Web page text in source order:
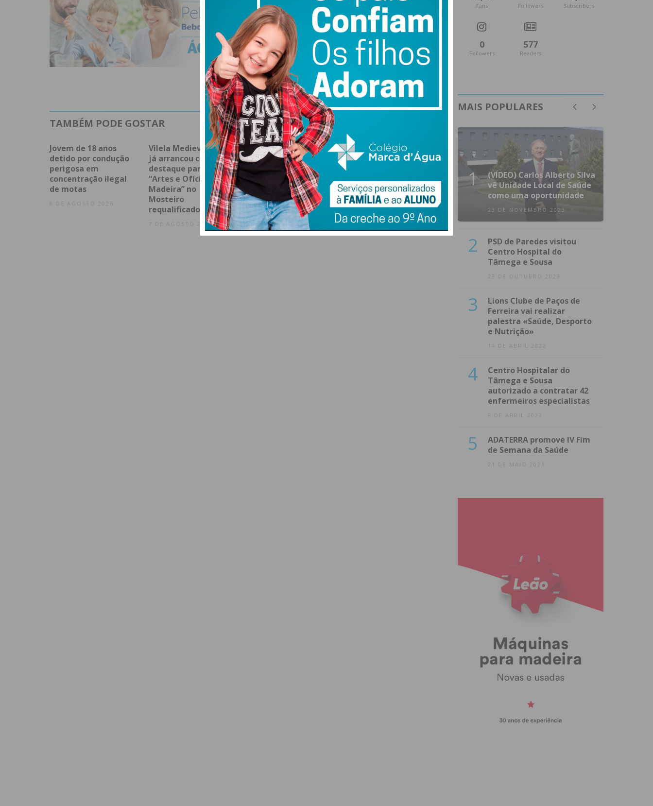
TAMBÉM PODE GOSTAR
Jovem de 18 anos
detido por condução
perigosa em
concentração ilegal
de motas
8 DE AGOSTO 2026
Vilela Medieval 2026
já arrancou com
destaque para
“Artes e Ofícios da
Madeira” no
Mosteiro
requalificado
7 DE AGOSTO 2026
Santiago Mesa vence
em Albufeira e
Francisco Campos
fica em 5º no sprint
7 DE AGOSTO 2026
AGRIVAL 2026
arranca em Penafiel
com recinto
renovado e presença
do Ministro da
Agricultura
7 DE AGOSTO 2026
Fans Followers Subscribers
0
Followers
577
Readers
MAIS POPULARES
1
(VÍDEO) Carlos Alberto Silva
vê Unidade Local de Saúde
como uma oportunidade
23 DE NOVEMBRO 2023
2
PSD de Paredes visitou
Centro Hospital do
Tâmega e Sousa
23 DE OUTUBRO 2023
3
Lions Clube de Paços de
Ferreira vai realizar
palestra «Saúde, Desporto
e Nutrição»
14 DE ABRIL 2022
4
Centro Hospitalar do
Tâmega e Sousa
autorizado a contratar 42
enfermeiros especialistas
8 DE ABRIL 2022
5
ADATERRA promove IV Fim
de Semana da Saúde
21 DE MAIO 2021